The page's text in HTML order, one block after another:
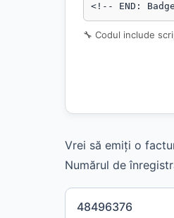
<!-- END:
🔧 Codul include
Vrei să emiți o
Numărul de
48496376